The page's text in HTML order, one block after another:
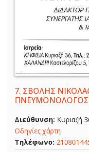
7. ΣΒΟΛΗΣ
ΠΝΕΥΜΟΝΟΛΟΓΟΣ
Διεύθυνση: Κυριαζή
Οδηγίες χάρτη
Τηλέφωνο: